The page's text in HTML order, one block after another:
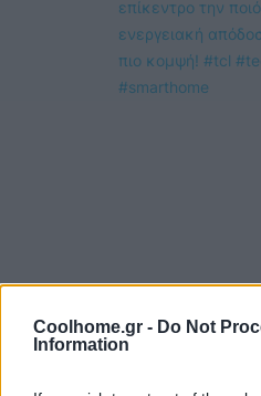
Coolhome.gr - Do Not
Information